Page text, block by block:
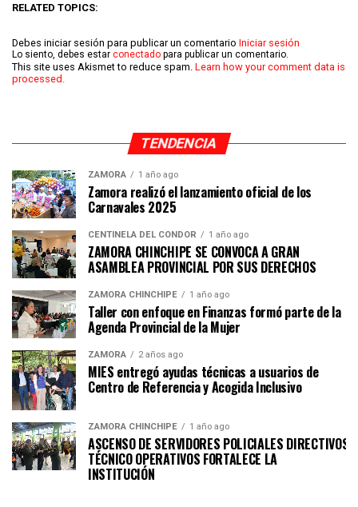
RELATED TOPICS:
Debes iniciar sesión para publicar un comentario Iniciar sesión
Lo siento, debes estar conectado para publicar un comentario.
This site uses Akismet to reduce spam. Learn how your comment data is
processed.
TENDENCIA
ZAMORA 1 año ago
Zamora realizó el lanzamiento oficial de los
Carnavales 2025
CENTINELA DEL CÓNDOR 1 año ago
ZAMORA CHINCHIPE SE CONVOCA A GRAN
ASAMBLEA PROVINCIAL POR SUS DERECHOS
ZAMORA CHINCHIPE 1 año ago
Taller con enfoque en Finanzas formó parte de la
Agenda Provincial de la Mujer
ZAMORA 2 años ago
MIES entregó ayudas técnicas a usuarios de
Centro de Referencia y Acogida Inclusivo
ZAMORA CHINCHIPE 1 año ago
ASCENSO DE SERVIDORES POLICIALES DIRECTIVOS Y
TÉCNICO OPERATIVOS FORTALECE LA